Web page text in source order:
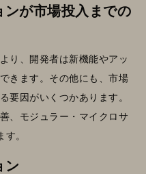
が市場投入までの
り、開発者は新機能やアッ
きます。その他にも、市場
要因がいくつかあります。
、モジュラー・マイクロサ
。
ン